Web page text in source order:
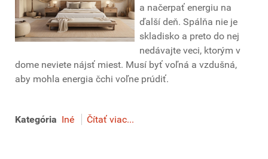
a načerpať energiu na
ďalší deň. Spálňa nie je
skladisko a preto do nej
nedávajte veci, ktorým v
dome neviete nájsť miest. Musí byť voľná a vzdušná,
aby mohla energia čchi voľne prúdiť.
Kategória Iné Čítať viac...